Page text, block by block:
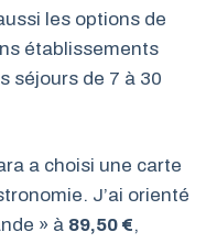
les options de
établissements
séjours de 7 à 30
a choisi une carte
J’ai orienté
» à 89,50 €,